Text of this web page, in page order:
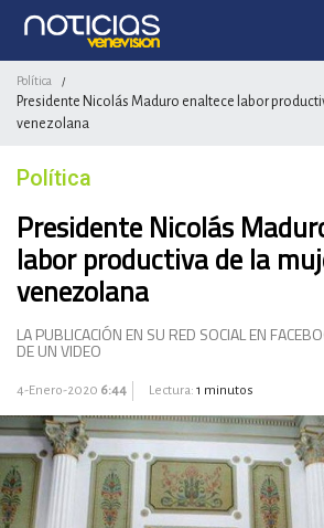
Política /
Presidente Nicolás Maduro enaltece labor
venezolana
Política
Presidente Nicolás
labor productiva de la
venezolana
LA PUBLICACIÓN EN SU RED SOCIAL EN
DE UN VIDEO
4-Enero-2020 6:44 Lectura: 1 minutos